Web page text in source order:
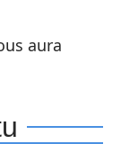
aura